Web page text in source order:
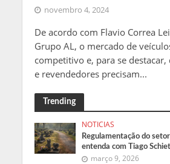
novembro 4, 2024
De acordo com Flavio Correa
Grupo AL, o mercado de
competitivo e, para se destacar,
e revendedores precisam...
Trending
NOTICIAS
Regulamentação do
entenda com Tiago
março 9, 2026